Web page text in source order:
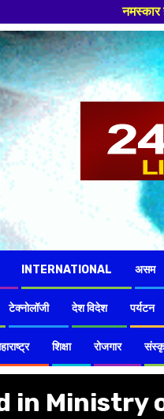
हमारे न्यूज पोर्टल - मे आपका
INTERNATIONAL असम
टेक्नोलॉजी देश विदेश पर्यटन
शिक्षा रोजगार
in Ministry